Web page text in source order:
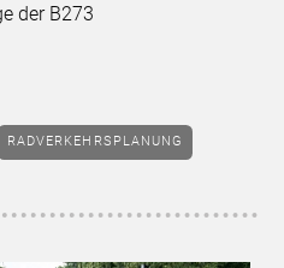
der B273
RADVERKEHRSPLANUNG